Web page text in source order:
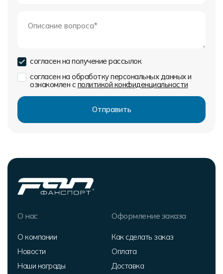
согласен на получение рассылок
согласен на обработку персональных данных и
ознакомлен с политикой конфиденциальности
О нас
О компании
Новости
Наши награды
Оформление заказа
Как сделать заказ
Оплата
Доставка